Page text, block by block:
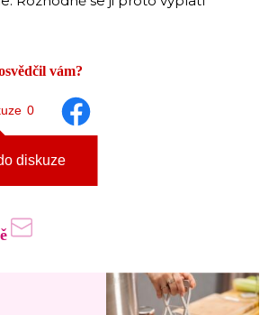
vám?
0
diskuze